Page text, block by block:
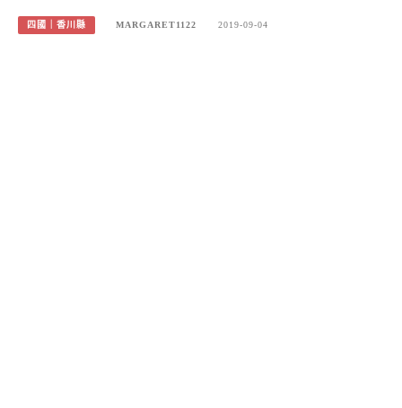
四國｜香川縣 MARGARET1122 2019-09-04